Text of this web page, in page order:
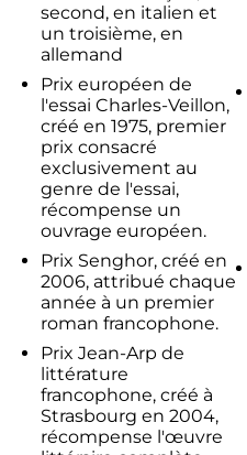
second, en italien et
un troisième, en
allemand
Prix européen de
l'essai Charles-Veillon,
créé en 1975, premier
prix consacré
exclusivement au
genre de l'essai,
récompense un
ouvrage européen.
Prix Senghor, créé en
2006, attribué chaque
année à un premier
roman francophone.
Prix Jean-Arp de
littérature
francophone, créé à
Strasbourg en 2004,
récompense l'œuvre